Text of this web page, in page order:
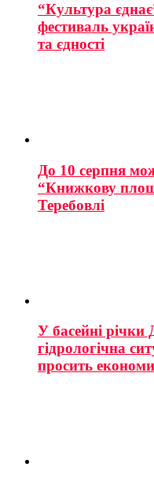
“Культура
фестиваль
та єдності
До 10 серпня
“Книжкову
Теребовлі
У басейні річки
гідрологічна
просить